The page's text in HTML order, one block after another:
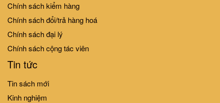
Chính sách kiểm hàng
Chính sách đổi/trả hàng hoá
Chính sách đại lý
Chính sách cộng tác viên
Tin tức
Tin sách mới
Kinh nghiệm